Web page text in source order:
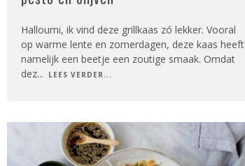
Halloumi, ik vind deze grillkaas zó lekker. Vooral
op warme lente en zomerdagen, deze kaas heeft
namelijk een beetje een zoutige smaak. Omdat
dez... LEES VERDER...